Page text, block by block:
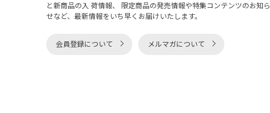
と新商品の入 荷情報、 限定商品の発売情報や特集コンテンツのお知ら
せなど、最新情報をいち早くお届けいたします。
会員登録について メルマガについて